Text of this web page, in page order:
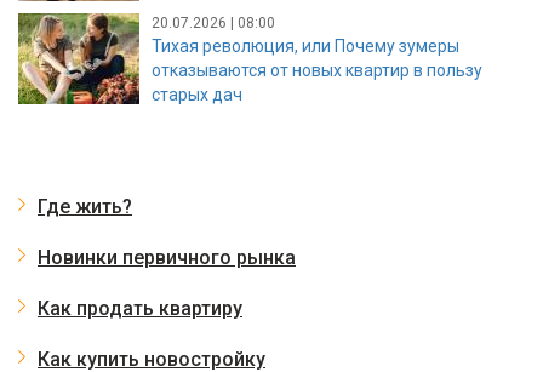
20.07.2026 | 08:00
Тихая революция, или Почему зумеры
отказываются от новых квартир в пользу
старых дач
Где жить?
Новинки первичного рынка
Как продать квартиру
Как купить новостройку